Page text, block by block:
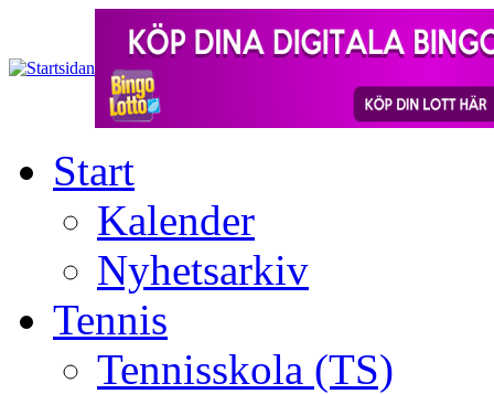
Start
Kalender
Nyhetsarkiv
Tennis
Tennisskola (TS)